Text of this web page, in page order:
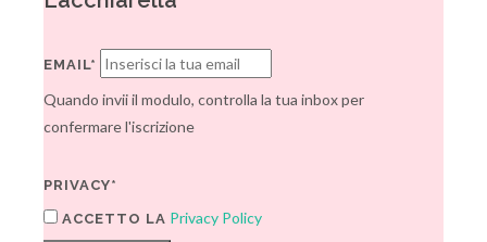
EMAIL*
Quando invii il modulo, controlla la tua inbox per
confermare l'iscrizione
PRIVACY*
ACCETTO LA Privacy Policy